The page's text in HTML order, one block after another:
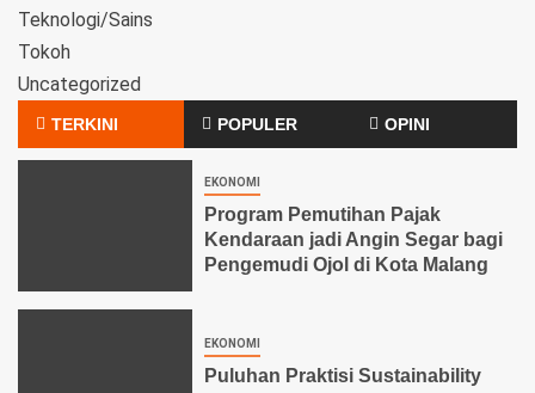
Teknologi/Sains
Tokoh
Uncategorized
TERKINI POPULER OPINI
EKONOMI
Program Pemutihan Pajak
Kendaraan jadi Angin Segar bagi
Pengemudi Ojol di Kota Malang
EKONOMI
Puluhan Praktisi Sustainability